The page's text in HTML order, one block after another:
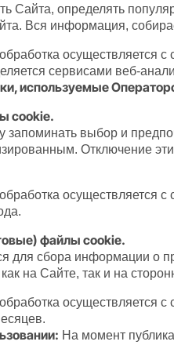
Сайта, определять
Вся информация,
обработка осуществляется с
сервисами веб-
используемые
cookie.
выбор и
Отключение
обработка осуществляется с
файлы cookie.
сбора информации о
на Сайте, так и на
обработка осуществляется с
На момент